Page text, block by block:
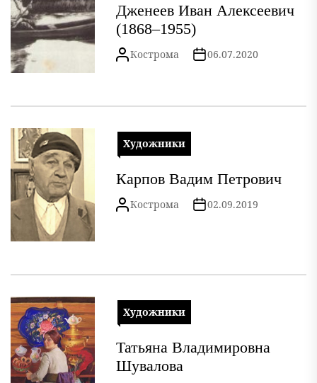
Дженеев Иван Алексеевич
(1868–1955)
Кострома 06.07.2020
Художники
Карпов Вадим Петрович
Кострома 02.09.2019
Художники
Татьяна Владимировна
Шувалова